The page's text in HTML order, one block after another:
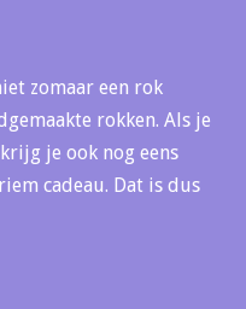
zomaar een rok
rokken. Als je
je ook nog eens
cadeau. Dat is dus